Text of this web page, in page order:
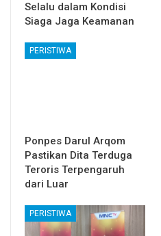
Selalu dalam Kondisi
Siaga Jaga Keamanan
PERISTIWA
Ponpes Darul Arqom
Pastikan Dita Terduga
Teroris Terpengaruh
dari Luar
PERISTIWA